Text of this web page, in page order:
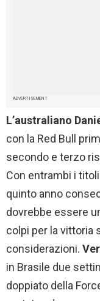
ADVERTISEMENT
L’australiano
con la Red Bull
secondo e terzo
Con entrambi i
quinto anno
dovrebbe essere
colpi per la vittoria
considerazioni.
in Brasile due
doppiato della